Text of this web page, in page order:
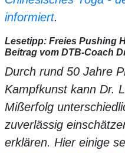
informiert.
Lesetipp: Freies Pushing
Beitrag vom DTB-Coach
Durch rund 50 Jahre
Kampfkunst kann Dr.
Mißerfolg
zuverlässig
erklären. Hier einige